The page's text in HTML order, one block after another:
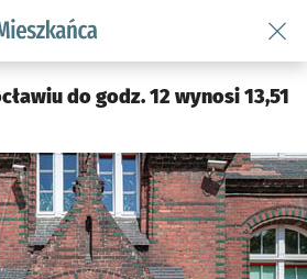
podserwis: Dla mieszkańca
do godz. 12 wynosi 13,51